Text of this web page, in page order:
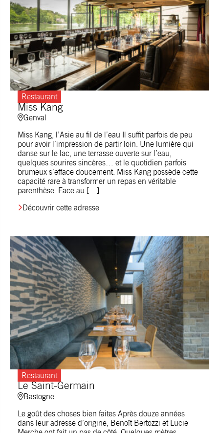
Miss Kang
Restaurant
Genval
Miss Kang, l’Asie au fil de l’eau Il suffit parfois de peu
pour avoir l’impression de partir loin. Une lumière qui
danse sur le lac, une terrasse ouverte sur l’eau,
quelques sourires sincères… et le quotidien parfois
brumeux s’efface doucement. Miss Kang possède cette
capacité rare à transformer un repas en véritable
parenthèse. Face au […]
Découvrir cette adresse
Le Saint-Germain
Restaurant
Bastogne
Le goût des choses bien faites Après douze années
dans leur adresse d’origine, Benoît Bertozzi et Lucie